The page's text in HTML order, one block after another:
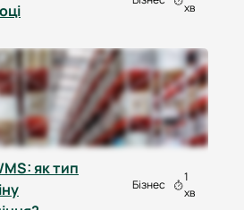
хв
як тип
Бізнес
1
хв